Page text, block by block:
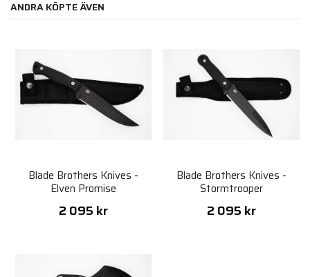
ANDRA KÖPTE ÄVEN
Blade Brothers Knives -
Elven Promise
2 095 kr
Blade Brothers Knives -
Stormtrooper
2 095 kr